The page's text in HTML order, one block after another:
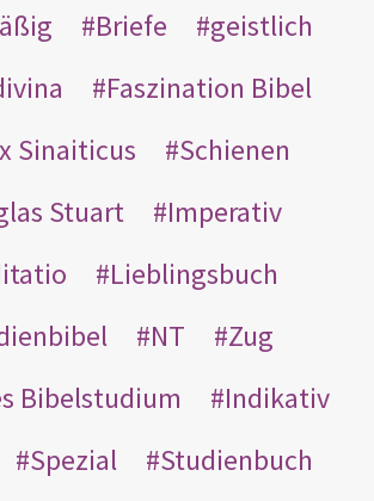
Briefe
geistlich
Faszination Bibel
Sinaiticus
Schienen
Stuart
Imperativ
Lieblingsbuch
NT
Zug
Bibelstudium
Indikativ
Spezial
Studienbuch